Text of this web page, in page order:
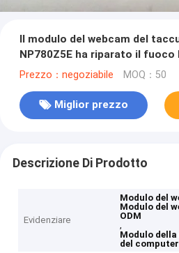
Il modulo del webcam del
NP780Z5E ha riparato il fuoco
Prezzo：negoziabile MOQ：50
Miglior prezzo
Descrizione Di Prodotto
Evidenziare
Modulo del
Modulo del
ODM
,
Modulo
del